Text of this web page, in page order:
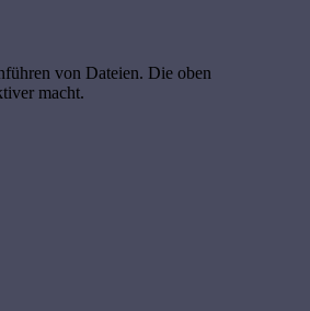
von Dateien. Die oben
macht.